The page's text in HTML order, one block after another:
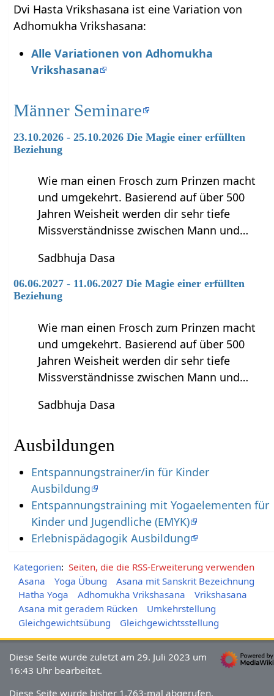
Dvi Hasta Vrikshasana ist eine Variation von
Adhomukha Vrikshasana:
Alle Variationen von Adhomukha
Vrikshasana
Männer Seminare
23.10.2026 - 25.10.2026 Die Magie einer erfüllten
Beziehung
Wie man einen Frosch zum Prinzen macht
und umgekehrt. Basierend auf über 500
Jahren Weisheit werden dir sehr tiefe
Missverständnisse zwischen Mann und…
Sadbhuja Dasa
06.06.2027 - 11.06.2027 Die Magie einer erfüllten
Beziehung
Wie man einen Frosch zum Prinzen macht
und umgekehrt. Basierend auf über 500
Jahren Weisheit werden dir sehr tiefe
Missverständnisse zwischen Mann und…
Sadbhuja Dasa
Ausbildungen
Entspannungstrainer/in für Kinder
Ausbildung
Entspannungstraining mit Yogaelementen für
Kinder und Jugendliche (EMYK)
Erlebnispädagogik Ausbildung
Kategorien: Seiten, die die RSS-Erweiterung verwenden
Asana
Yoga Übung
Asana mit Sanskrit Bezeichnung
Hatha Yoga
Adhomukha Vrikshasana
Vrikshasana
Asana mit geradem Rücken
Umkehrstellung
Gleichgewichtsübung
Gleichgewichtsstellung
Diese Seite wurde zuletzt am 29. Juli 2023 um
16:43 Uhr bearbeitet.
Diese Seite wurde bisher 1.763-mal abgerufen.